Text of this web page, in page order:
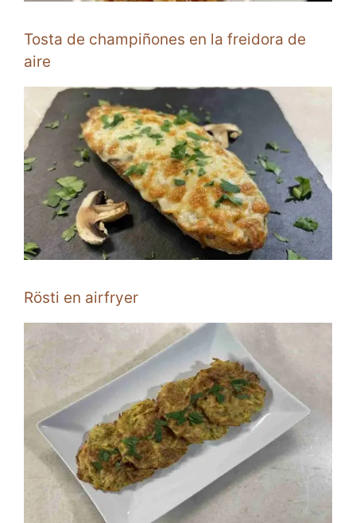
Tosta de champiñones en la freidora de
aire
Rösti en airfryer